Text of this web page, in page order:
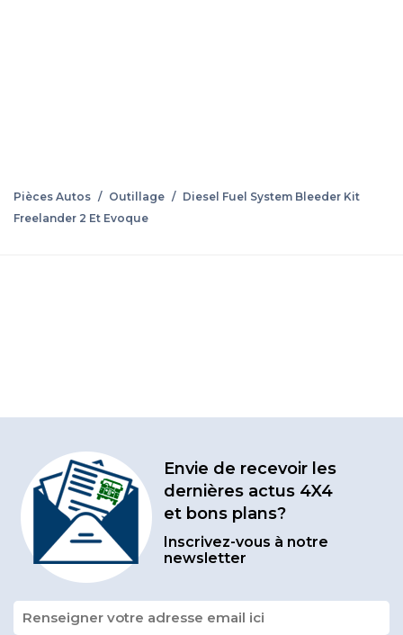
Pièces Autos / Outillage / Diesel Fuel System Bleeder Kit
Freelander 2 Et Evoque
Envie de recevoir les
dernières actus 4X4
et bons plans?
Inscrivez-vous à notre
newsletter